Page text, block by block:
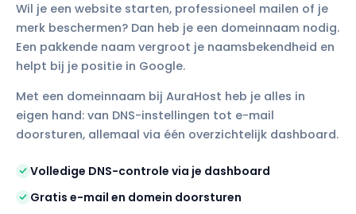
Wil je een website starten, professioneel mailen of je
merk beschermen? Dan heb je een domeinnaam nodig.
Een pakkende naam vergroot je naamsbekendheid en
helpt bij je positie in Google.
Met een domeinnaam bij AuraHost heb je alles in
eigen hand: van DNS-instellingen tot e-mail
doorsturen, allemaal via één overzichtelijk dashboard.
Volledige DNS-controle via je dashboard
Gratis e-mail en domein doorsturen